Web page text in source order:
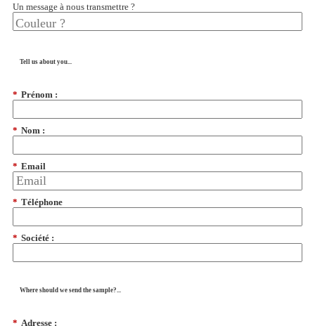
Un message à nous transmettre ?
Tell us about you...
* Prénom :
* Nom :
* Email
* Téléphone
* Société :
Where should we send the sample?...
* Adresse :